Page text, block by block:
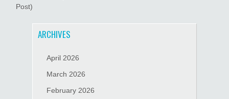
Post)
ARCHIVES
April 2026
March 2026
February 2026